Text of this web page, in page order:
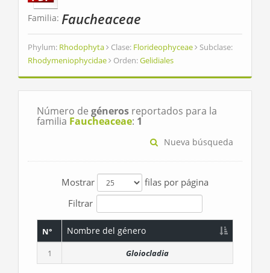
Familia: Faucheaceae
Phylum: Rhodophyta Clase: Florideophyceae
Subclase:
Rhodymeniophycidae
Orden:Gelidiales
Número de géneros reportados para la
familia Faucheaceae: 1
Nueva búsqueda
Mostrar
filas por página
Filtrar
N° Nombre del género
1 Gloiocladia